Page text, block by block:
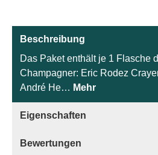
Beschreibung
Das Paket enthält je 1 Flasche
Champagner: Eric Rodez
André He… Mehr
Eigenschaften
Bewertungen